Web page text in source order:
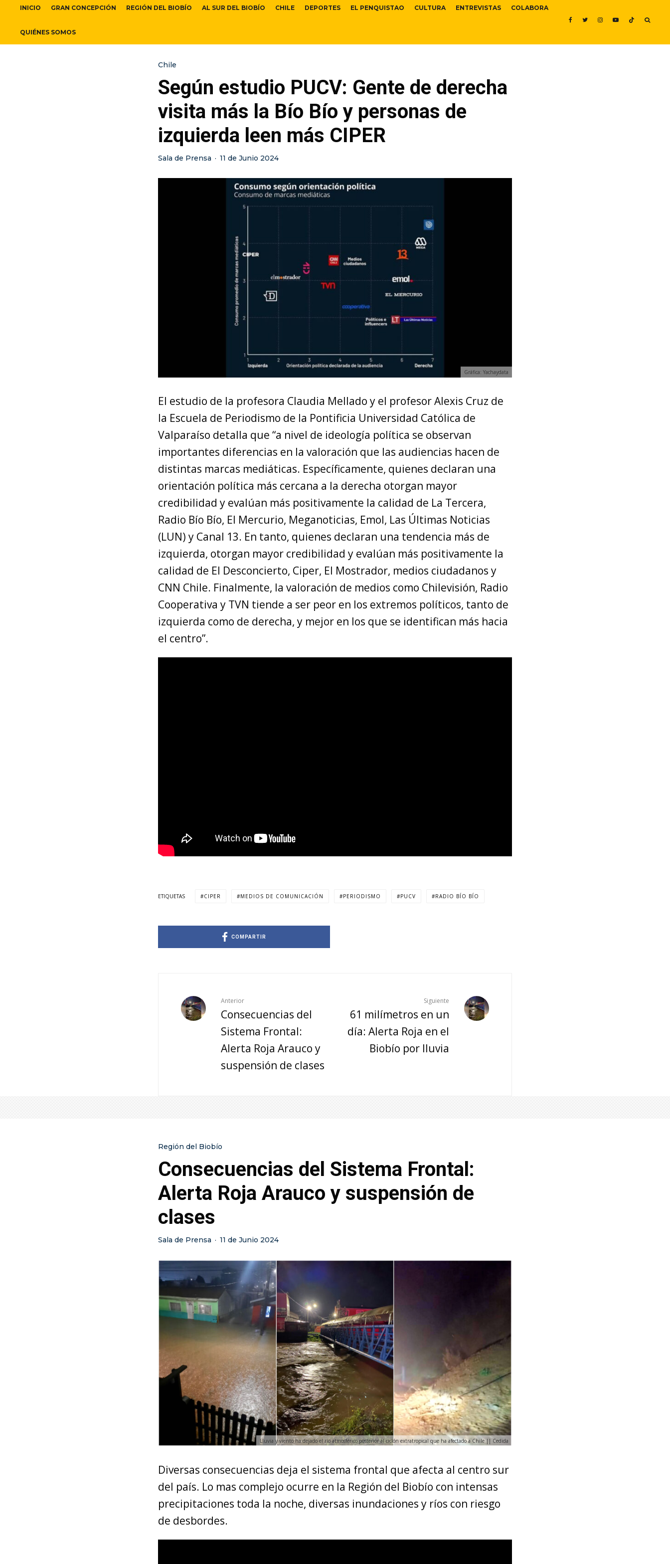
INICIO GRAN CONCEPCIÓN REGIÓN DEL BIOBÍO AL SUR DEL BIOBÍO CHILE DEPORTES EL PENQUISTAO CULTURA ENTREVISTAS COLABORA
QUIÉNES SOMOS
Chile
Según estudio PUCV: Gente de derecha
visita más la Bío Bío y personas de
izquierda leen más CIPER
Sala de Prensa · 11 de Junio 2024
Gráfica: Yachaydata
El estudio de la profesora Claudia Mellado y el profesor Alexis Cruz de
la Escuela de Periodismo de la Pontificia Universidad Católica de
Valparaíso detalla que “a nivel de ideología política se observan
importantes diferencias en la valoración que las audiencias hacen de
distintas marcas mediáticas. Específicamente, quienes declaran una
orientación política más cercana a la derecha otorgan mayor
credibilidad y evalúan más positivamente la calidad de La Tercera,
Radio Bío Bío, El Mercurio, Meganoticias, Emol, Las Últimas Noticias
(LUN) y Canal 13. En tanto, quienes declaran una tendencia más de
izquierda, otorgan mayor credibilidad y evalúan más positivamente la
calidad de El Desconcierto, Ciper, El Mostrador, medios ciudadanos y
CNN Chile. Finalmente, la valoración de medios como Chilevisión, Radio
Cooperativa y TVN tiende a ser peor en los extremos políticos, tanto de
izquierda como de derecha, y mejor en los que se identifican más hacia
el centro”.
ETIQUETAS CIPER MEDIOS DE COMUNICACIÓN PERIODISMO PUCV RADIO BÍO BÍO
COMPARTIR
Anterior
Consecuencias del
Sistema Frontal:
Alerta Roja Arauco y
suspensión de clases
Siguiente
61 milímetros en un
día: Alerta Roja en el
Biobío por lluvia
Región del Biobío
Consecuencias del Sistema Frontal:
Alerta Roja Arauco y suspensión de
clases
Sala de Prensa · 11 de Junio 2024
Lluvia y viento ha dejado el río atmosférico posterior al ciclón extratropical que ha afectado a Chile || Cedida
Diversas consecuencias deja el sistema frontal que afecta al centro sur
del país. Lo mas complejo ocurre en la Región del Biobío con intensas
precipitaciones toda la noche, diversas inundaciones y ríos con riesgo
de desbordes.